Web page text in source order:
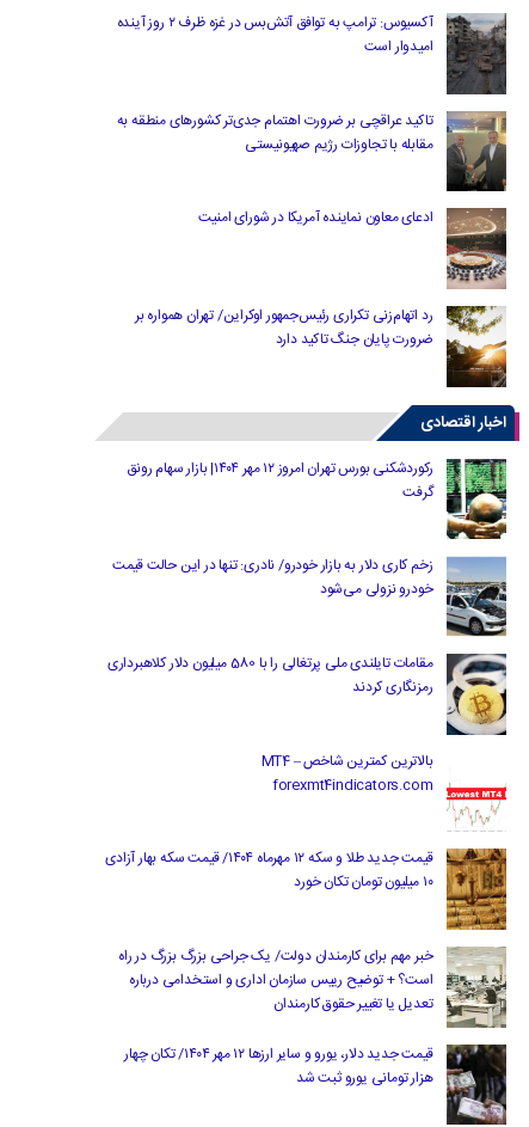
آکسیوس: ترامپ به توافق آتش‌بس در غزه ظرف ۲ روز آینده
امیدوار است
تاکید عراقچی بر ضرورت اهتمام جدی‌تر کشورهای منطقه به
مقابله با تجاوزات رژیم صهیونیستی
ادعای معاون نماینده آمریکا در شورای امنیت
رد اتهام‌زنی تکراری رئیس‌جمهور اوکراین/ تهران همواره بر
ضرورت پایان جنگ تاکید دارد
اخبار اقتصادی
رکوردشکنی بورس تهران امروز ۱۲ مهر ۱۴۰۴| بازار سهام رونق
گرفت
زخم کاری دلار به بازار خودرو/ نادری: تنها در این حالت قیمت
خودرو نزولی می‌شود
مقامات تایلندی ملی پرتغالی را با 580 میلیون دلار کلاهبرداری
رمزنگاری کردند
بالاترین کمترین شاخص MT4 –
forexmt4indicators.com
قیمت جدید طلا و سکه ۱۲ مهرماه ۱۴۰۴/ قیمت سکه بهار آزادی
۱۰ میلیون تومان تکان خورد
خبر مهم برای کارمندان دولت/ یک جراحی بزرگ بزرگ در راه
است؟ + توضیح رییس سازمان اداری و استخدامی درباره
تعدیل یا تغییر حقوق کارمندان
قیمت جدید دلار، یورو و سایر ارزها ۱۲ مهر ۱۴۰۴/ تکان چهار
هزار تومانی یورو ثبت شد